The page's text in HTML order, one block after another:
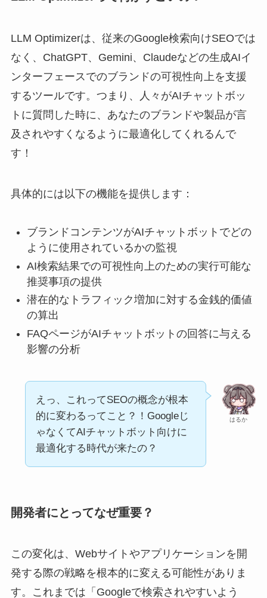
LLM Optimizerは、従来のGoogle検索向けSEOでは
なく、ChatGPT、Gemini、Claudeなどの生成AIイ
ンターフェースでのブランドの可視性向上を支援
するツールです。つまり、人々がAIチャットボッ
トに質問した時に、あなたのブランドや製品が言
及されやすくなるように最適化してくれるんで
す！
具体的には以下の機能を提供します：
ブランドコンテンツがAIチャットボットでどの
ように使用されているかの監視
AI検索結果での可視性向上のための実行可能な
推奨事項の提供
潜在的なトラフィック増加に対する金銭的価値
の算出
FAQページがAIチャットボットの回答に与える
影響の分析
はるか
えっ、これってSEOの概念が根本
的に変わるってこと？！Googleじ
ゃなくてAIチャットボット向けに
最適化する時代が来たの？
開発者にとってなぜ重要？
この変化は、Webサイトやアプリケーションを開
発する際の戦略を根本的に変える可能性がありま
す。これまでは「Googleで検索されやすいよう